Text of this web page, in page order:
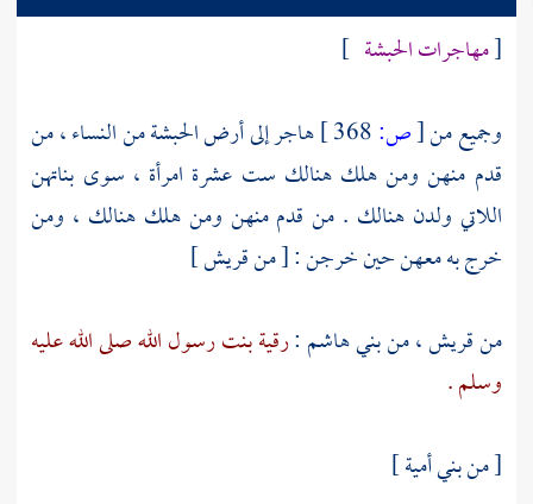
[مهاجرات الحبشة ]
وجميع من[ص: هاجر إلى أرضالحبشةمن النساء ، من
قدم منهن ومن هلك هنالك ست عشرة امرأة ، سوى بناتهن
اللاتي ولدن هنالك . من قدم منهن ومن هلك هنالك ، ومن
خرج به معهن حين خرجن : [ من قريش ]
منقريش، منبني هاشم :رقية بنت رسول الله صلى الله عليه
وسلم .
[ منبني أمية]